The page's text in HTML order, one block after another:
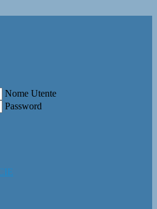
Nome Utente
Password